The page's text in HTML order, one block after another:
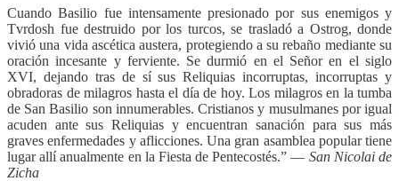
Cuando Basilio fue intensamente presionado por sus enemigos y
Tvrdosh fue destruido por los turcos, se trasladó a Ostrog, donde
vivió una vida ascética austera, protegiendo a su rebaño mediante su
oración incesante y ferviente. Se durmió en el Señor en el siglo
XVI, dejando tras de sí sus Reliquias incorruptas, incorruptas y
obradoras de milagros hasta el día de hoy. Los milagros en la tumba
de San Basilio son innumerables. Cristianos y musulmanes por igual
acuden ante sus Reliquias y encuentran sanación para sus más
graves enfermedades y aflicciones. Una gran asamblea popular tiene
lugar allí anualmente en la Fiesta de Pentecostés.” — San Nicolai de
Zicha